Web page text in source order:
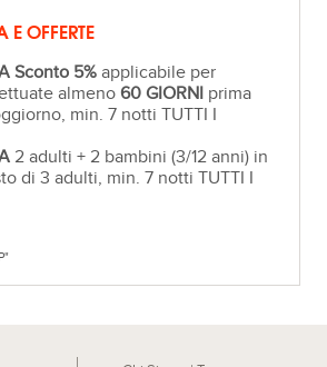
E OFFERTE
Sconto 5% applicabile per
almeno60 GIORNI prima
min. 7 notti TUTTI I
2 adulti + 2 bambini (3/12 anni) in
di 3 adulti, min. 7 notti TUTTI I